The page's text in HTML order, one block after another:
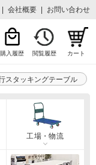
会社概要 お問い合わせ
購入履歴 閲覧履歴 カート
スタッキングテーブル
工場・物流